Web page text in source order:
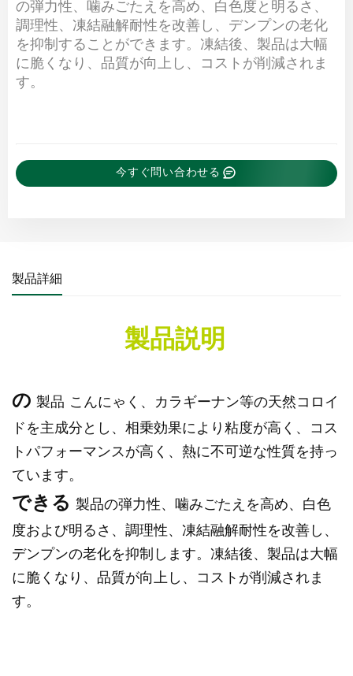
の弾力性、噛みごたえを高め、白色度と明るさ、
調理性、凍結融解耐性を改善し、デンプンの老化
を抑制することができます。凍結後、製品は大幅
に脆くなり、品質が向上し、コストが削減されま
す。
今すぐ問い合わせる
製品詳細
製品説明
の 製品 こんにゃく、カラギーナン等の天然コロイ
ドを主成分とし、相乗効果により粘度が高く、コス
トパフォーマンスが高く、熱に不可逆な性質を持っ
ています。
できる 製品の弾力性、噛みごたえを高め、白色
度および明るさ、調理性、凍結融解耐性を改善し、
デンプンの老化を抑制します。凍結後、製品は大幅
に脆くなり、品質が向上し、コストが削減されま
す。